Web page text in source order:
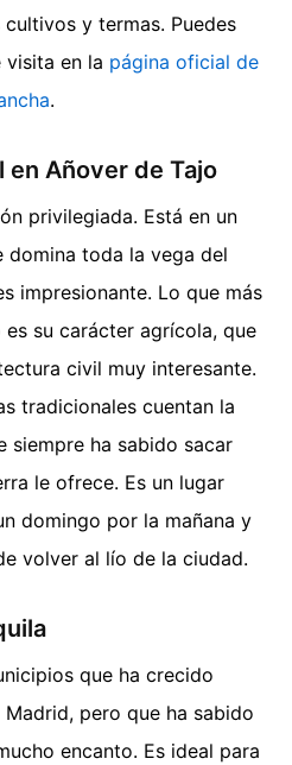
y termas. Puedes
en la página oficial de
.
Añover de Tajo
privilegiada. Está en un
domina toda la vega del
impresionante. Lo que más
su carácter agrícola, que
civil muy interesante.
tradicionales cuentan la
siempre ha sabido sacar
le ofrece. Es un lugar
domingo por la mañana y
volver al lío de la ciudad.
que ha crecido
pero que ha sabido
encanto. Es ideal para